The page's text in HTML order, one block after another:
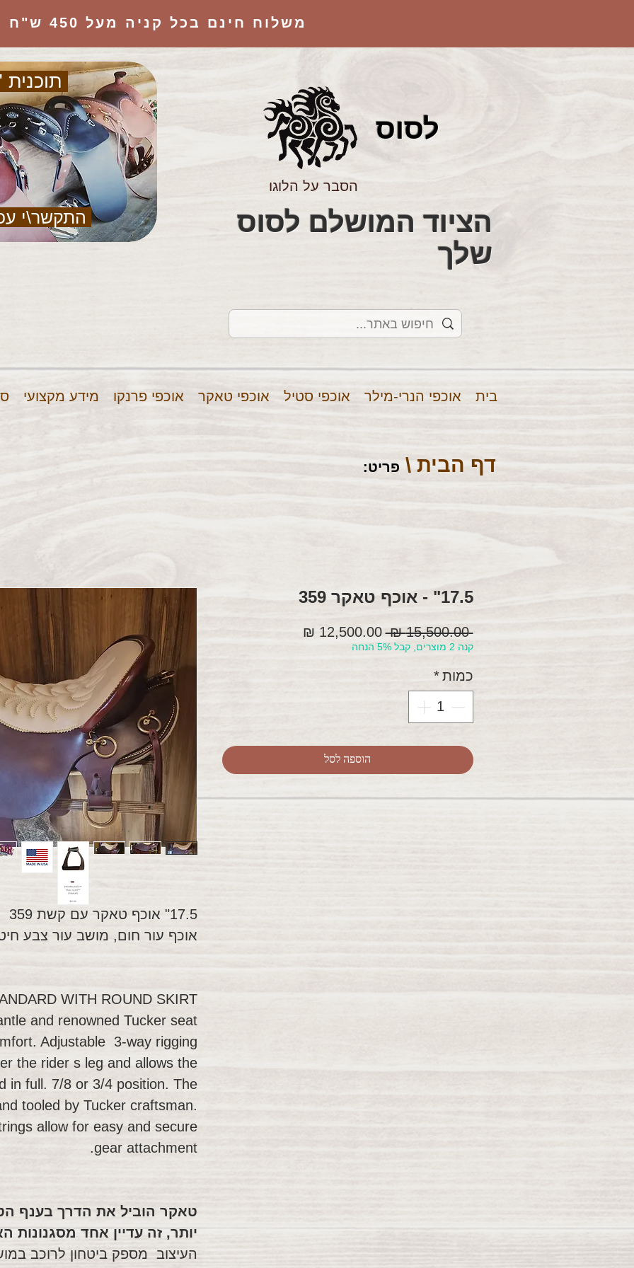
משלוח חינם בכל קניה מעל 450 ש"ח
תוכנית
התקשר\י
לסוס
הסבר על הלוגו
שלך
בית אוכפי הנרי-מילר אוכפי סטיל אוכפי טאקר אוכפי פרנקו מידע מקצועי
דף הבית \ פריט:
17.5" אוכף טאקר עם קשת 359
אוכף עור חום, מושב עור צבע
WITH ROUND SKIRT
and renowned Tucker seat
Adjustable 3-way rigging
the rider s leg and allows the
in full. 7/8 or 3/4 position. The
tooled by Tucker craftsman.
allow for easy and secure
gear attachment.
יותר, זה עדיין אחד מסגנונות
העיצוב מספק ביטחון לרוכב
17.5" - אוכף טאקר 359
‏15,500.00 ‏₪
מחיר
רגיל
‏12,500.00 ‏₪
קנה 2 מוצרים, קבל 5% הנחה
כמות *
הוספה לסל